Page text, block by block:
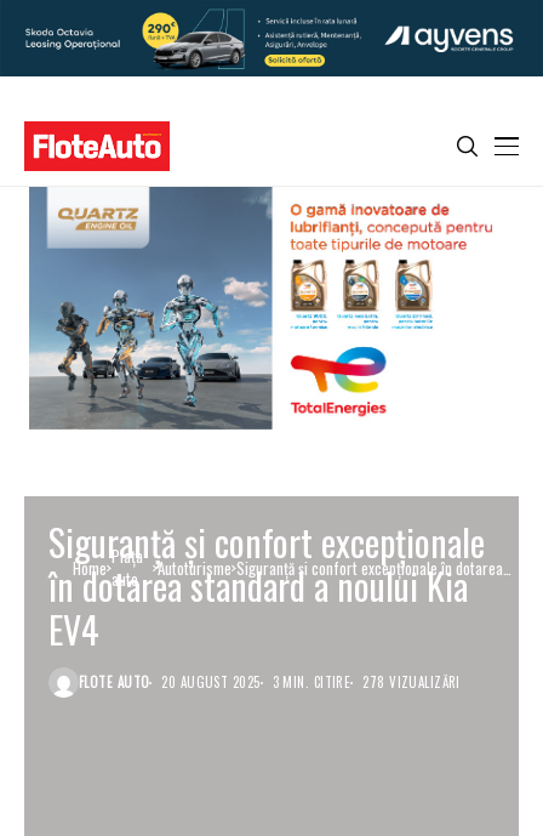
Home Piaţa
auto
Autoturisme Siguranță și confort excepționale în dotarea
standard a noului Kia EV4
Siguranță și confort excepționale
în dotarea standard a noului Kia
EV4
FLOTE AUTO 20 AUGUST 2025 3 MIN. CITIRE 278 VIZUALIZĂRI